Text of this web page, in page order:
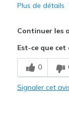
Plus de détails
Comfortable
Les meilleures
Casual Wear
Continuer les
Est-ce que
0
Signaler cet